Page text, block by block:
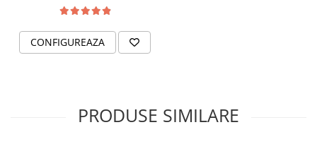
CONFIGUREAZA
PRODUSE SIMILARE